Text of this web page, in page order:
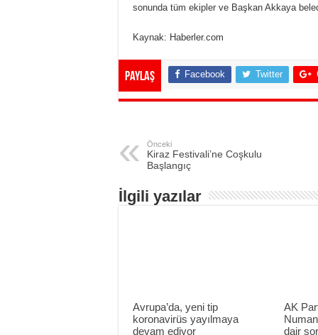
sonunda tüm ekipler ve Başkan Akkaya
Kaynak: Haberler.com
Paylaş Facebook Twitter
Önceki
Kiraz Festivali’ne Coşkulu
Başlangıç
İlgili yazılar
Avrupa’da, yeni tip
koronavirüs yayılmaya
devam ediyor
AK
dair